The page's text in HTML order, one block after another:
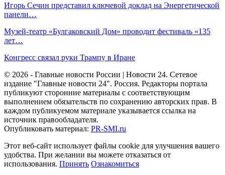
Игорь Сечин представил ключевой доклад на Энергетической
панели…
Музей-театр «Булгаковский Дом» проводит фестиваль «135
лет…
Конгресс связал руки Трампу в Иране
© 2026 - Главные новости России | Новости 24. Сетевое
издание "Главные новости 24". Россия. Редакторы портала
публикуют сторонние материалы с соответствующим
выполнением обязательств по сохранению авторских прав. В
каждом публикуемом материале указывается ссылка на
источник правообладателя.
Опубликовать материал: PR-SMI.ru
Этот веб-сайт использует файлы cookie для улучшения вашего
удобства. При желании вы можете отказаться от
использования. Принять Ознакомиться